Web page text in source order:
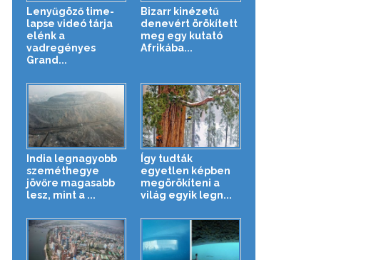
Lenyűgöző time-
lapse videó tárja
elénk a
vadregényes
Grand...
Bizarr kinézetű
denevért örökített
meg egy kutató
Afrikába...
India legnagyobb
szeméthegye
jövőre magasabb
lesz, mint a ...
Így tudták
egyetlen képben
megörökíteni a
világ egyik legn...